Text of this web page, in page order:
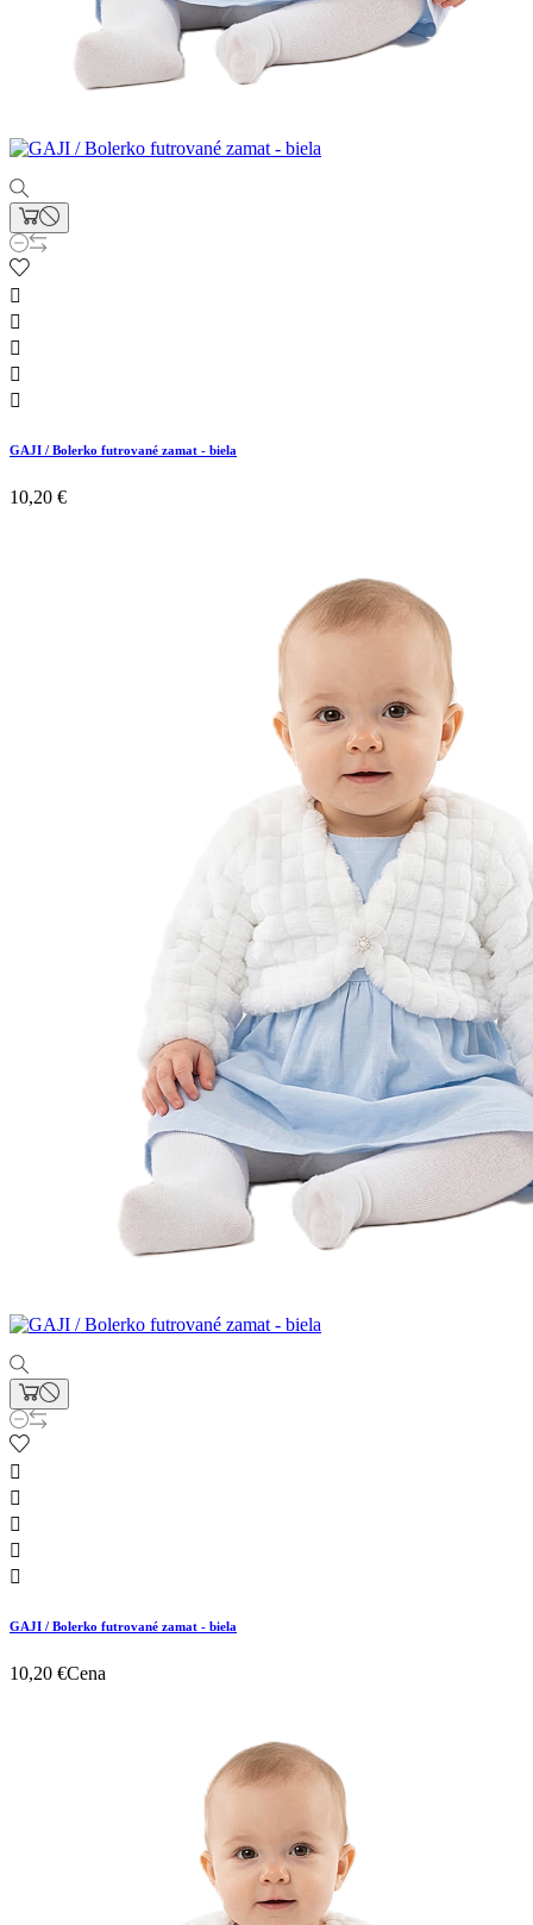





GAJI / Bolerko futrované zamat - biela
10,20 €





GAJI / Bolerko futrované zamat - biela
10,20 €Cena